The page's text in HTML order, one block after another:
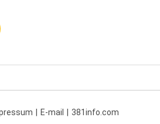
E-mail 381info.com